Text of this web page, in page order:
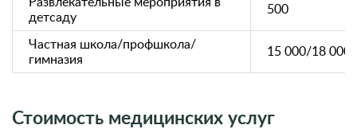
детсаду
500
Частная школа/профшкола/
гимназия
15 000/18
Стоимость медицинских услуг